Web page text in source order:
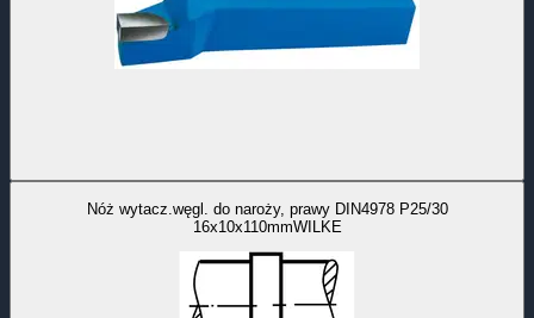
Nóż wytacz.węgl. do naroży, prawy DIN4978 P25/30
16x10x110mmWILKE